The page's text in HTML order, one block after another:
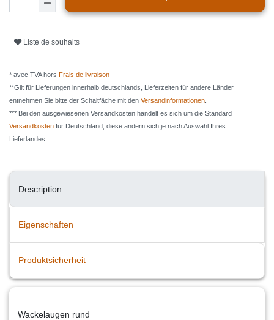
Liste de souhaits
* avec TVA hors Frais de livraison
**Gilt für Lieferungen innerhalb deutschlands, Lieferzeiten für andere Länder
entnehmen Sie bitte der Schaltfäche mit den Versandinformationen
*** Bei den ausgewiesenen Versandkosten handelt es sich um die Standard
Versandkosten für Deutschland, diese ändern sich je nach Auswahl Ihres
Lieferlandes.
Description
Eigenschaften
Produktsicherheit
Wackelaugen rund